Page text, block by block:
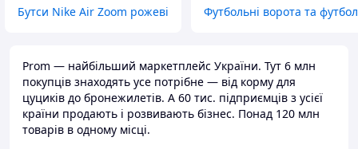
Бутси Nike Air Zoom рожеві Футбольні ворота та
Prom — найбільший маркетплейс України. Тут 6 млн
покупців знаходять усе потрібне — від корму для
цуциків до бронежилетів. А 60 тис. підприємців з усієї
країни продають і розвивають бізнес. Понад 120 млн
товарів в одному місці.